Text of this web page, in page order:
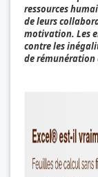
ressources
de leurs
motivation. Les
contre les
de